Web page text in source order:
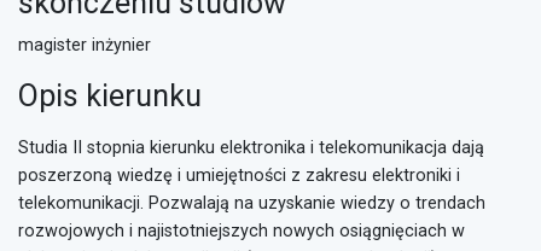
magister inżynier
Opis kierunku
Studia II stopnia kierunku elektronika i telekomunikacja dają
poszerzoną wiedzę i umiejętności z zakresu elektroniki i
telekomunikacji. Pozwalają na uzyskanie wiedzy o trendach
rozwojowych i najistotniejszych nowych osiągnięciach w